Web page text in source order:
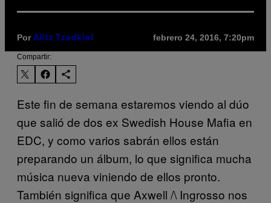
Por Alitz Tzadkiel febrero 24, 2016, 7:20pm
Compartir:
Este fin de semana estaremos viendo al dúo
que salió de dos ex Swedish House Mafia en
EDC, y como varios sabrán ellos están
preparando un álbum, lo que significa mucha
música nueva viniendo de ellos pronto.
También significa que Axwell /\ Ingrosso nos